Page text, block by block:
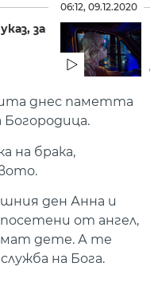
за
06:12, 09.12.2020
днес паметта
на брака,
ден Анна и
от ангел,
дете. А те
на Бога.